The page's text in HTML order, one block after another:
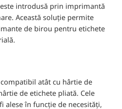
introdusă prin imprimantă
Această soluție permite
de birou pentru etichete
atât cu hârtie de
de etichete pliată. Cele
alese în funcție de necesități,